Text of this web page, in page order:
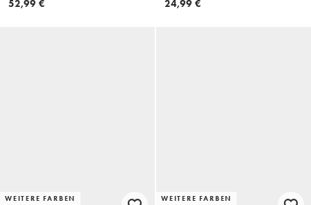
52,99 € 24,99 €
WEITERE FARBEN WEITERE FARBEN